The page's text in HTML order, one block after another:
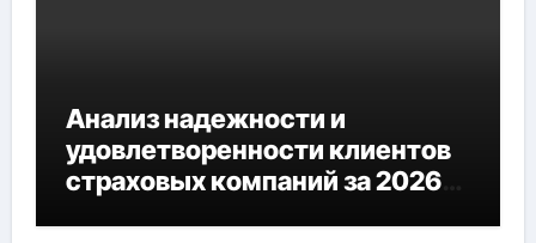
Анализ надежности и
удовлетворенности клиентов
страховых компаний за 2026